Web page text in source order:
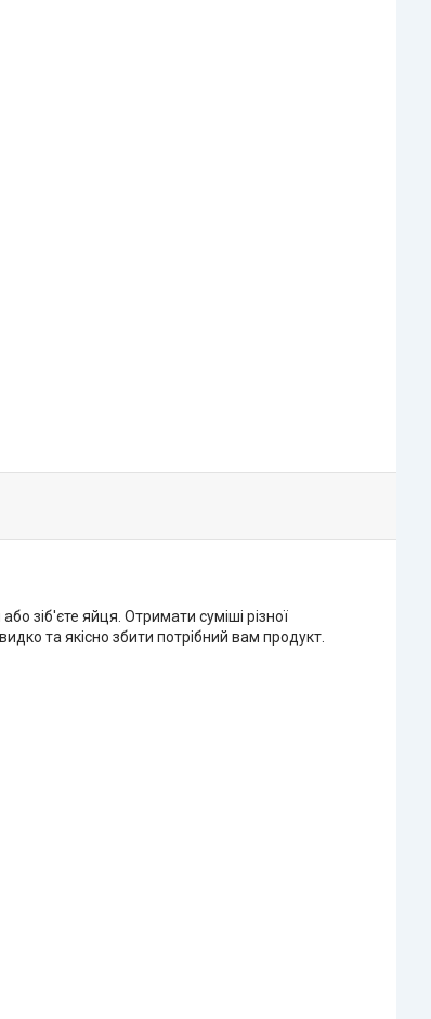
зіб'єте яйця. Отримати суміші різної
та якісно збити потрібний вам продукт.